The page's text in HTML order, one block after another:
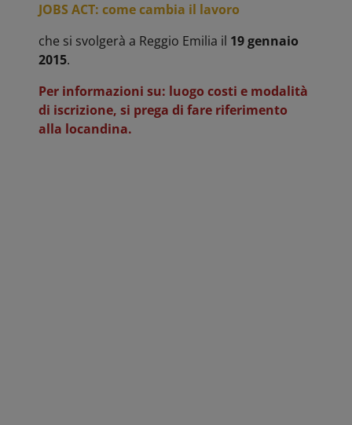
JOBS ACT: come cambia il lavoro
che si svolgerà a Reggio Emilia il 19 gennaio
2015.
Per informazioni su: luogo costi e modalità
di iscrizione, si prega di fare riferimento
alla locandina.